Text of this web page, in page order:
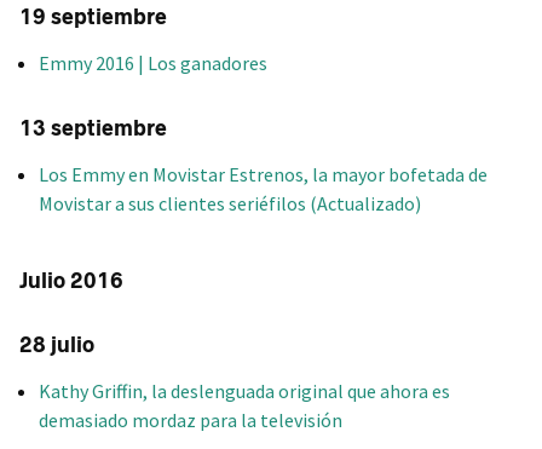
19 septiembre
Emmy 2016 | Los ganadores
13 septiembre
Los Emmy en Movistar Estrenos, la mayor bofetada de
Movistar a sus clientes seriéfilos (Actualizado)
Julio 2016
28 julio
Kathy Griffin, la deslenguada original que ahora es
demasiado mordaz para la televisión